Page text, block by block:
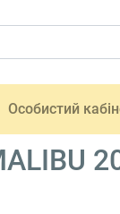
Особистий